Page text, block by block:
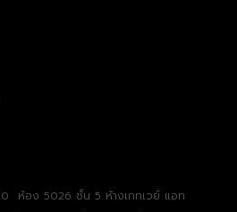
ห้อง 5026 ชั้น 5 ห้างเกทเวย์ แอท